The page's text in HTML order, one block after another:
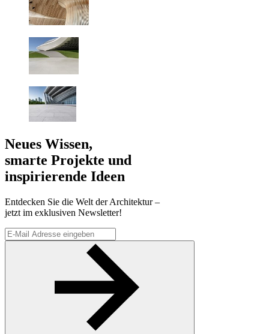
Neues Wissen,
smarte Projekte und
inspirierende Ideen
Entdecken Sie die Welt der Architektur –
jetzt im exklusiven Newsletter!